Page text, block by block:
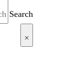
Search
×